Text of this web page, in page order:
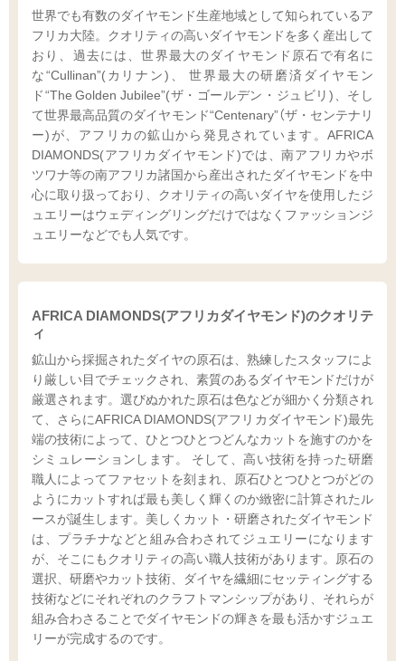
世界でも有数のダイヤモンド生産地域として知られているア
フリカ大陸。クオリティの高いダイヤモンドを多く産出して
おり、過去には、世界最大のダイヤモンド原石で有名に
な“Cullinan”(カリナン)、 世界最大の研磨済ダイヤモン
ド“The Golden Jubilee”(ザ・ゴールデン・ジュビリ)、そし
て世界最高品質のダイヤモンド“Centenary”（ザ・センテナリ
ー)が、アフリカの鉱山から発見されています。AFRICA
DIAMONDS(アフリカダイヤモンド)では、南アフリカやボ
ツワナ等の南アフリカ諸国から産出されたダイヤモンドを中
心に取り扱っており、クオリティの高いダイヤを使用したジ
ュエリーはウェディングリングだけではなくファッションジ
ュエリーなどでも人気です。
AFRICA DIAMONDS(アフリカダイヤモンド)のクオリテ
ィ
鉱山から採掘されたダイヤの原石は、熟練したスタッフによ
り厳しい目でチェックされ、素質のあるダイヤモンドだけが
厳選されます。選びぬかれた原石は色などが細かく分類され
て、さらにAFRICA DIAMONDS(アフリカダイヤモンド)最先
端の技術によって、ひとつひとつどんなカットを施すのかを
シミュレーションします。 そして、高い技術を持った研磨
職人によってファセットを刻まれ、原石ひとつひとつがどの
ようにカットすれば最も美しく輝くのか緻密に計算されたル
ースが誕生します。美しくカット・研磨されたダイヤモンド
は、プラチナなどと組み合わされてジュエリーになります
が、そこにもクオリティの高い職人技術があります。原石の
選択、研磨やカット技術、ダイヤを繊細にセッティングする
技術などにそれぞれのクラフトマンシップがあり、それらが
組み合わさることでダイヤモンドの輝きを最も活かすジュエ
リーが完成するのです。